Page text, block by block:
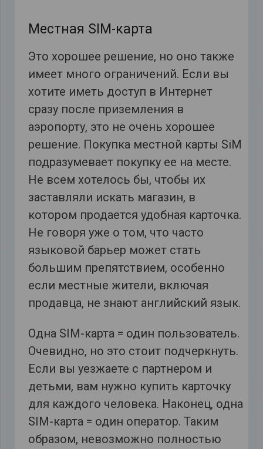
Местная SIM-карта
Это хорошее решение, но оно также
имеет много ограничений. Если вы
хотите иметь доступ в Интернет
сразу после приземления в
аэропорту, это не очень хорошее
решение. Покупка местной карты SiM
подразумевает покупку ее на месте.
Не всем хотелось бы, чтобы их
заставляли искать магазин, в
котором продается удобная карточка.
Не говоря уже о том, что часто
языковой барьер может стать
большим препятствием, особенно
если местные жители, включая
продавца, не знают английский язык.
Одна SIM-карта = один пользователь.
Очевидно, но это стоит подчеркнуть.
Если вы уезжаете с партнером и
детьми, вам нужно купить карточку
для каждого человека. Наконец, одна
SIM-карта = один оператор. Таким
образом, невозможно полностью